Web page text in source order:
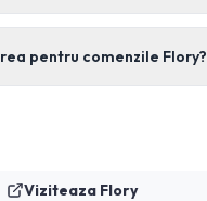
Viziteaza Flory
pentru comenzile Flory?